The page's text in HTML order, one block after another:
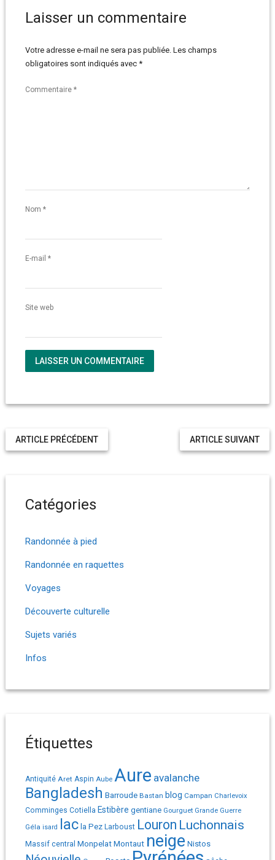
Laisser un commentaire
Votre adresse e-mail ne sera pas publiée. Les champs
obligatoires sont indiqués avec *
Commentaire *
Nom *
E-mail *
Site web
ARTICLE SUIVANT
ARTICLE PRÉCÉDENT
Catégories
Randonnée à pied
Randonnée en raquettes
Voyages
Découverte culturelle
Sujets variés
Infos
Étiquettes
Antiquité Aret Aspin Aube Aure avalanche
Bangladesh Barroude Bastan blog Campan Charlevoix
Comminges Cotiella Estibère gentiane Gourguet Grande Guerre
Géla isard lac la Pez Larboust Louron Luchonnais
Massif central MonpelatMontaut neige Nistos